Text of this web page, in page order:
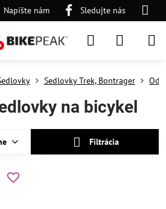
Napíšte nám Sledujte nás
Sedlovky Trek, Bontrager
na bicykel
Filtrácia